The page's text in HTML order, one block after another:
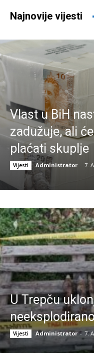
Najnovije vijesti
Vlast u BiH
zadužuje, ali
plaćati skuplje
Vijesti Administrator - 7.
U Trepču
Vijesti Administrator - 7.